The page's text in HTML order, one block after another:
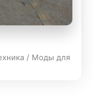
/ Моды для